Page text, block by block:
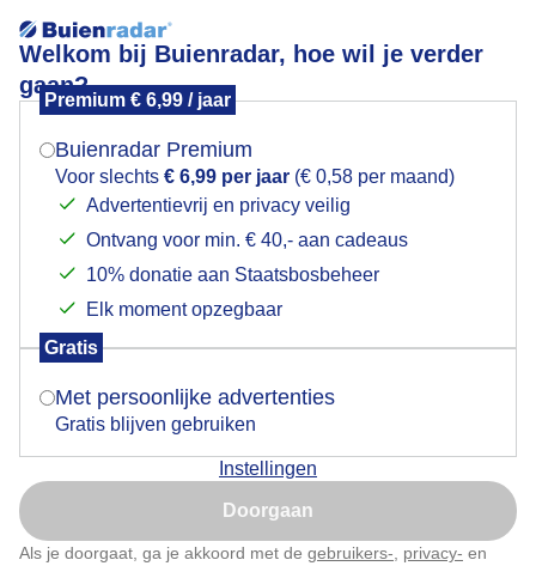
Welkom bij Buienradar, hoe wil je verder
gaan?
Premium € 6,99 / jaar
Buienradar Premium
Voor slechts € 6,99 per jaar (€ 0,58 per maand)
Advertentievrij en privacy veilig
Ontvang voor min. € 40,- aan cadeaus
10% donatie aan Staatsbosbeheer
Elk moment opzegbaar
Gratis
Met persoonlijke advertenties
Gratis blijven gebruiken
Instellingen
Doorgaan
Als je doorgaat, ga je akkoord met de gebruikers- privacy- en
Veel Chemtrails in de lucht
Vandaag een mooie ochtend, door de harde wind is
het gevoelsmatig kouder dan dat het is op het strand.
Mogen we je locatie gebruiken voor het
Indien je hier nog geen akkoord op hebt gegeven,
verschijnt er zo een pop-up uit je browser waarin
Is goed, toon de popup
Nu niet, misschien later
Klik hierom dit aan te passen